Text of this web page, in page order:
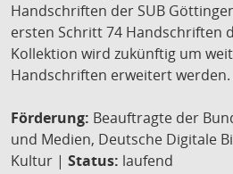
Handschriften der SUB
ersten Schritt 74 Handschriften
Kollektion wird zukünftig um
Handschriften erweitert werden.
Förderung: Beauftragte der
und Medien, Deutsche Digitale
Kultur | Status: laufend